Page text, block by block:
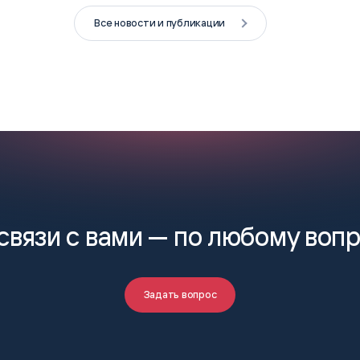
Все новости и публикации
с вами — по любому
Задать вопрос